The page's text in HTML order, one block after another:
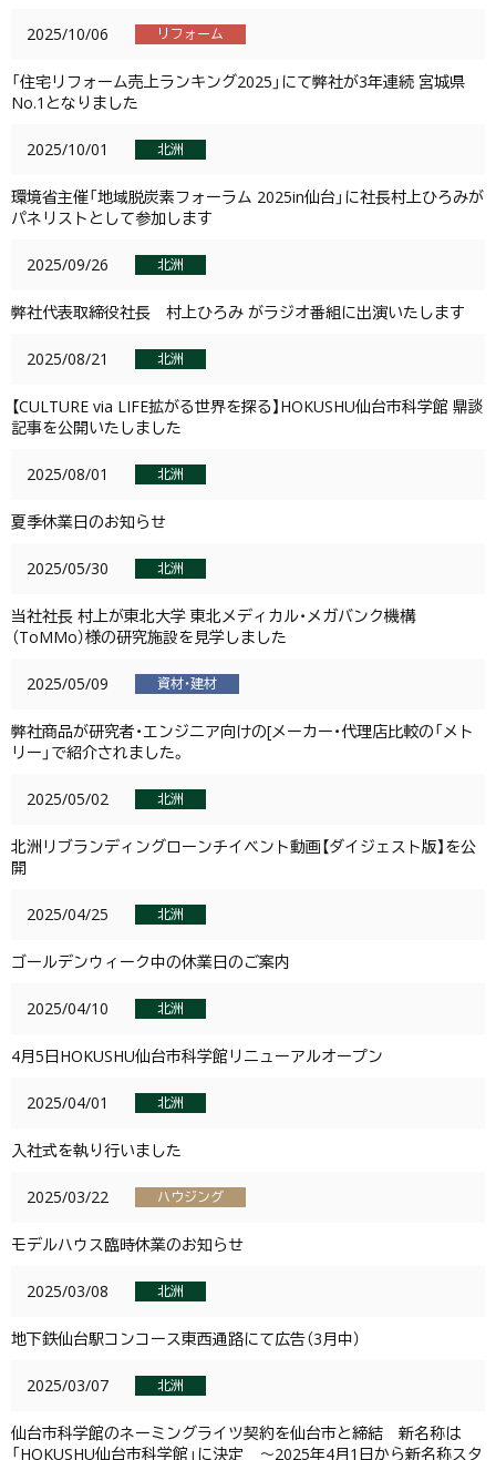
2025/10/06 リフォーム
「住宅リフォーム売上ランキング2025」にて弊社が3年連続 宮城県
No.1となりました
2025/10/01 北洲
環境省主催「地域脱炭素フォーラム 2025in仙台」に社長村上ひろみが
パネリストとして参加します
2025/09/26 北洲
弊社代表取締役社長 村上ひろみ がラジオ番組に出演いたします
2025/08/21 北洲
【CULTURE via LIFE拡がる世界を探る】HOKUSHU仙台市科学館 鼎談
記事を公開いたしました
2025/08/01 北洲
夏季休業日のお知らせ
2025/05/30 北洲
当社社長 村上が東北大学 東北メディカル・メガバンク機構
（ToMMo）様の研究施設を見学しました
2025/05/09 資材・建材
弊社商品が研究者・エンジニア向けの[メーカー・代理店比較の「メト
リー」で紹介されました。
2025/05/02 北洲
北洲リブランディングローンチイベント動画【ダイジェスト版】を公
開
2025/04/25 北洲
ゴールデンウィーク中の休業日のご案内
2025/04/10 北洲
4月5日HOKUSHU仙台市科学館リニューアルオープン
2025/04/01 北洲
入社式を執り行いました
2025/03/22 ハウジング
モデルハウス臨時休業のお知らせ
2025/03/08 北洲
地下鉄仙台駅コンコース東西通路にて広告（3月中）
2025/03/07 北洲
仙台市科学館のネーミングライツ契約を仙台市と締結 新名称は
「HOKUSHU仙台市科学館」に決定 ～2025年4月1日から新名称スタ